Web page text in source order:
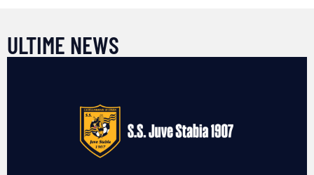
ULTIME NEWS